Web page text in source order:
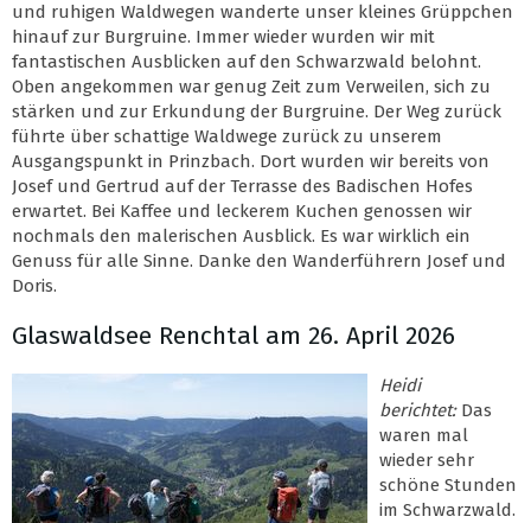
und ruhigen Waldwegen wanderte unser kleines Grüppchen
hinauf zur Burgruine. Immer wieder wurden wir mit
fantastischen Ausblicken auf den Schwarzwald belohnt.
Oben angekommen war genug Zeit zum Verweilen, sich zu
stärken und zur Erkundung der Burgruine. Der Weg zurück
führte über schattige Waldwege zurück zu unserem
Ausgangspunkt in Prinzbach. Dort wurden wir bereits von
Josef und Gertrud auf der Terrasse des Badischen Hofes
erwartet. Bei Kaffee und leckerem Kuchen genossen wir
nochmals den malerischen Ausblick. Es war wirklich ein
Genuss für alle Sinne. Danke den Wanderführern Josef und
Doris.
Glaswaldsee Renchtal am 26. April 2026
Heidi
berichtet: Das
waren mal
wieder sehr
schöne Stunden
im Schwarzwald.